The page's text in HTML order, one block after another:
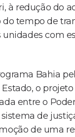
à redução do
do tempo de
unidades com
Bahia
o
entre o
de
de uma